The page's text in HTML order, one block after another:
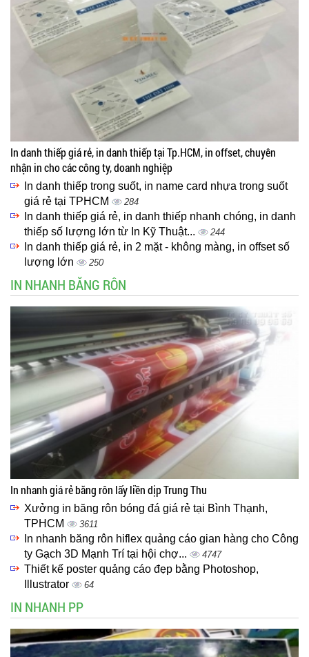
In danh thiếp giá rẻ, in danh thiếp tại Tp.HCM, in offset, chuyên
nhận in cho các công ty, doanh nghiệp
In danh thiếp trong suốt, in name card nhựa trong suốt
giá rẻ tại TPHCM
284
In danh thiếp giá rẻ, in danh thiếp nhanh chóng, in danh
thiếp số lượng lớn từ In Kỹ Thuật...
244
In danh thiếp giá rẻ, in 2 mặt - không màng, in offset số
lượng lớn
250
IN NHANH BĂNG RÔN
In nhanh giá rẻ băng rôn lấy liền dịp Trung Thu
Xưởng in băng rôn bóng đá giá rẻ tại Bình Thạnh,
TPHCM
3611
In nhanh băng rôn hiflex quảng cáo gian hàng cho Công
ty Gạch 3D Mạnh Trí tại hội chợ...
4747
Thiết kế poster quảng cáo đẹp bằng Photoshop,
Illustrator
64
IN NHANH PP